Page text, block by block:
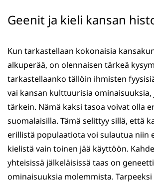
Geenit ja kieli kansan
Kun tarkastellaan kokonaisia
alkuperää, on olennaisen tärkeä
tarkastellaanko tällöin ihmisten
vai kansan kulttuurisia ominaisuuksia,
tärkein. Nämä kaksi tasoa voivat olla
suomalaisilla. Tämä selittyy sillä, että
erillistä populaatiota voi sulautua niin
kielistä vain toinen jää käyttöön.
yhteisissä jälkeläisissä taas on
ominaisuuksia molemmista. Tarpeeksi